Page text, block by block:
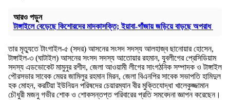
আরও পড়ুন
টাঙ্গাইলে বেড়েছে কিশোরদের মাদকাসক্তি; ইয়াবা-গাঁজায় জড়িয়ে বাড়ছে অপরাধ
তার মৃত্যুতে টাংগাইল-৫ (সদর) আসনের সংসদ সদস্য আলহাজ্ব ছানোয়ার হোসেন,
টাঙ্গাইল-৩ (ঘাটাইল) আসনের সংসদ সদস্য আতোয়ার রহমান, যুবলীগের প্রেসিডিয়াম
সদস্য এডভোকেট মামুনুর রশীদ, জেলা আওয়ামী লীগের সাংগঠনিক সম্পাদক ও টাঙ্গাইল
পৌরসভার সাবেক মেয়র জামিলুর রহমান মি‌রন, জেলা বিএনপির সাবেক সভাপতি হামিদুল
হক মোহন, করটিয়া ইউনিয়ন পরিষদের চেয়ারম্যান বীর মুক্তিযোদ্ধা খালেকুজ্জামান
চৌধুরী মজনু গভীর শোক ও শোকসন্তপ্ত পরিবারের প্রতি সমবেদনা জ্ঞাপন করেছেন।